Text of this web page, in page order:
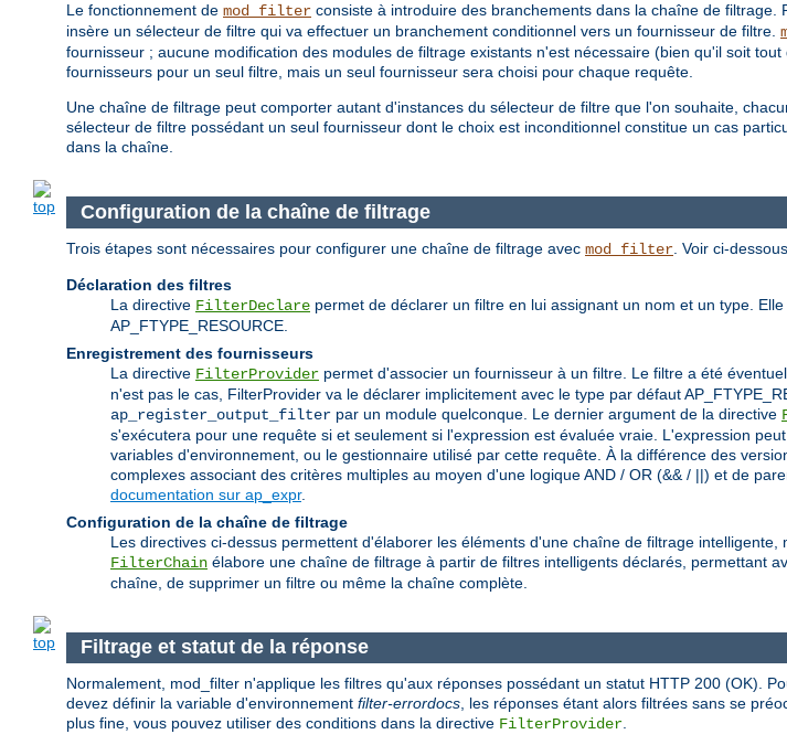
Le fonctionnement de mod_filter consiste à introduire des branchements dans la chaîne de
insère un sélecteur de filtre qui va effectuer un branchement conditionnel vers un fournisseur de filtre.
fournisseur ; aucune modification des modules de filtrage existants n'est nécessaire (bien qu'il soit
fournisseurs pour un seul filtre, mais un seul fournisseur sera choisi pour chaque requête.
Une chaîne de filtrage peut comporter autant d'instances du sélecteur de filtre que l'on souhaite,
sélecteur de filtre possédant un seul fournisseur dont le choix est inconditionnel constitue un cas
dans la chaîne.
Configuration de la chaîne de filtrage
Trois étapes sont nécessaires pour configurer une chaîne de filtrage avec mod_filter . Voir ci-
Déclaration des filtres
La directive FilterDeclare permet de déclarer un filtre en lui assignant un nom et un type.
AP_FTYPE_RESOURCE.
Enregistrement des fournisseurs
La directive FilterProvider permet d'associer un fournisseur à un filtre. Le filtre a été
n'est pas le cas, FilterProvider va le déclarer implicitement avec le type par défaut
ap_register_output_filter par un module quelconque. Le dernier argument de la directive
s'exécutera pour une requête si et seulement si l'expression est évaluée vraie. L'expression
variables d'environnement, ou le gestionnaire utilisé par cette requête. À la différence des
complexes associant des critères multiples au moyen d'une logique AND / OR (&& / ||) et de
documentation sur ap_expr.
Configuration de la chaîne de filtrage
Les directives ci-dessus permettent d'élaborer les éléments d'une chaîne de filtrage
FilterChain élabore une chaîne de filtrage à partir de filtres intelligents déclarés, permettant
chaîne, de supprimer un filtre ou même la chaîne complète.
Filtrage et statut de la réponse
Normalement, mod_filter n'applique les filtres qu'aux réponses possédant un statut HTTP 200 (OK).
devez définir la variable d'environnement filter-errordocs , les réponses étant alors filtrées sans se
plus fine, vous pouvez utiliser des conditions dans la directive FilterProvider